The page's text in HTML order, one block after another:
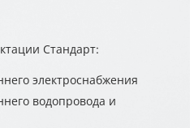
Стандарт:
электроснабжения
водопровода и